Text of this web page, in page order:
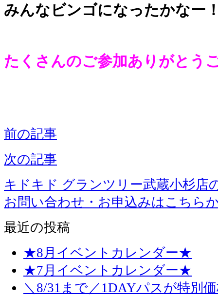
みんなビンゴになったかなー
たくさんのご参加ありがとう
前の記事
次の記事
キドキド グランツリー武蔵小杉店
お問い合わせ・お申込みはこちら
最近の投稿
★8月イベントカレンダー★
★7月イベントカレンダー★
＼8/31まで／1DAYパスが特別